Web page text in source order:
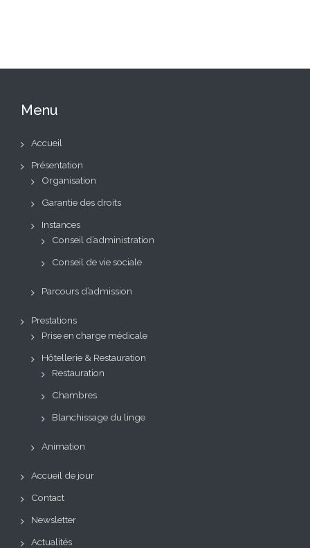
Menu
Accueil
Présentation
Organisation
Garantie des droits
Instances
Conseil d’administration
Conseil de vie sociale
Parcours d’admission
Prestations
Prise en charge médicale
Hôtellerie & Restauration
Restauration
Chambres
Blanchissage du linge
Animation
Accueil de jour
Contact
Newsletter
Actualités